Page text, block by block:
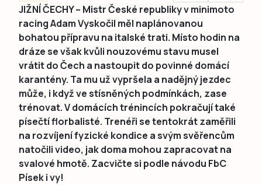
JIŽNÍ ČECHY – Mistr České republiky v minimoto
racing Adam Vyskočil měl naplánovanou
bohatou přípravu na italské trati. Místo hodin na
dráze se však kvůli nouzovému stavu musel
vrátit do Čech a nastoupit do povinné domácí
karantény. Ta mu už vypršela a nadějný jezdec
může, i když ve stísněných podmínkách, zase
trénovat. V domácích trénincích pokračují také
písečtí florbalisté. Trenéři se tentokrát zaměřili
na rozvíjení fyzické kondice a svým svěřencům
natočili video, jak doma mohou zapracovat na
svalové hmotě. Zacvičte si podle návodu FbC
Písek i vy!